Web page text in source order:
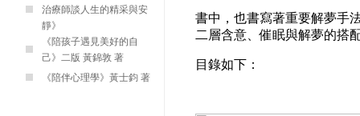
治療師談人生的精采與安
靜》
《陪孩子遇見美好的自
己》二版 黃錦敦 著
《陪伴心理學》黃士鈞 著
書中，也書寫著重要解夢手
二層含意、催眠與解夢的搭
目錄如下：